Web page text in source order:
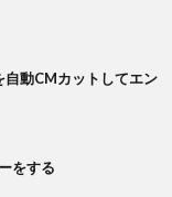
動CMカットしてエン
をする